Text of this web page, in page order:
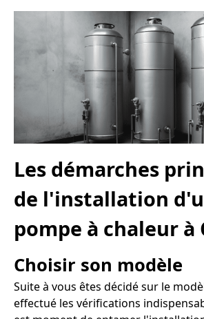
Les démarches
de l'installation
pompe à chaleur à
Choisir son modèle
Suite à vous êtes décidé sur le
effectué les vérifications